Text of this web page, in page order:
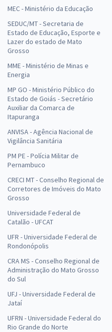
MEC - Ministério da Educação
SEDUC/MT - Secretaria de
Estado de Educação, Esporte e
Lazer do estado de Mato
Grosso
MME - Ministério de Minas e
Energia
MP GO - Ministério Público do
Estado de Goiás - Secretário
Auxiliar da Comarca de
Itapuranga
ANVISA - Agência Nacional de
Vigilância Sanitária
PM PE - Polícia Militar de
Pernambuco
CRECI MT - Conselho Regional de
Corretores de Imóveis do Mato
Grosso
Universidade Federal de
Catalão - UFCAT
UFR - Universidade Federal de
Rondonópolis
CRA MS - Conselho Regional de
Administração do Mato Grosso
do Sul
UFJ - Universidade Federal de
Jataí
UFRN - Universidade Federal do
Rio Grande do Norte